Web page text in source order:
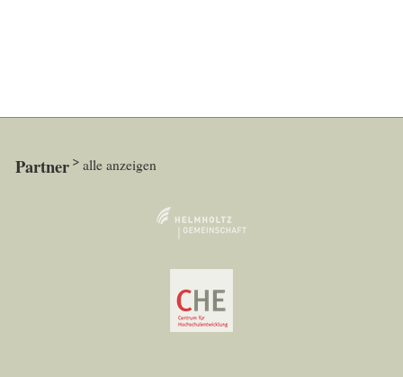
Partner alle anzeigen